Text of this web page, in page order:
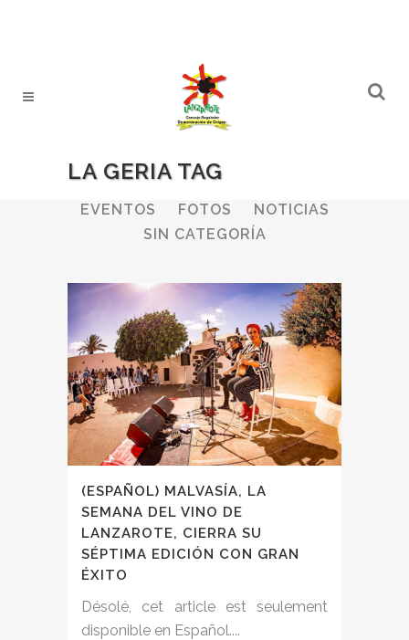
LA GERIA TAG
ALL BODEGAS
EVENTOS
FOTOS
NOTICIAS
SIN CATEGORÍA
(ESPAÑOL) MALVASÍA, LA
SEMANA DEL VINO DE
LANZAROTE, CIERRA SU
SÉPTIMA EDICIÓN CON GRAN
ÉXITO
Désolé, cet article est seulement
disponible en Español....